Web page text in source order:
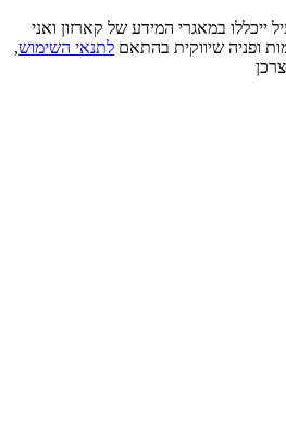
במאגרי המידע של קארזון ואני
ופניה שיווקית בהתאם לתנאי השימוש,